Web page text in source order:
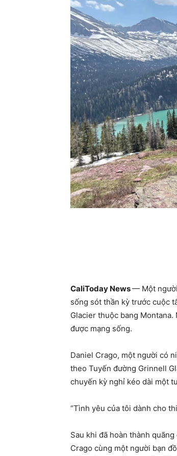
CaliToday News— Một
sống sót thần kỳ trước cuộc
Glacier thuộc bang
được mạng sống.
Daniel Crago, một người có
theo Tuyến đường Grinnell
chuyến kỳ nghỉ kéo dài một
“Tình yêu của tôi dành cho
Sau khi đã hoàn thành
Crago cùng một người bạn